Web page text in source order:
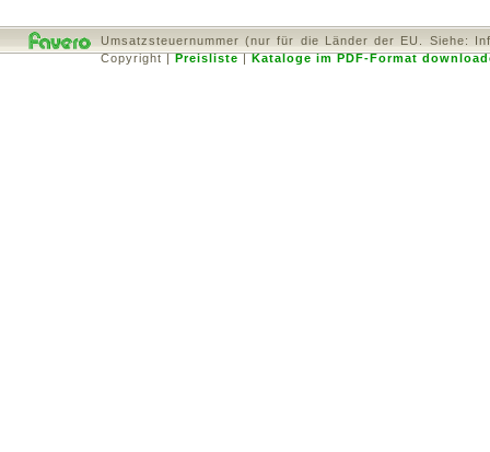
Umsatzsteuernummer (nur für die Länder der EU. Siehe:
Copyright|Preisliste|Kataloge im PDF-Format